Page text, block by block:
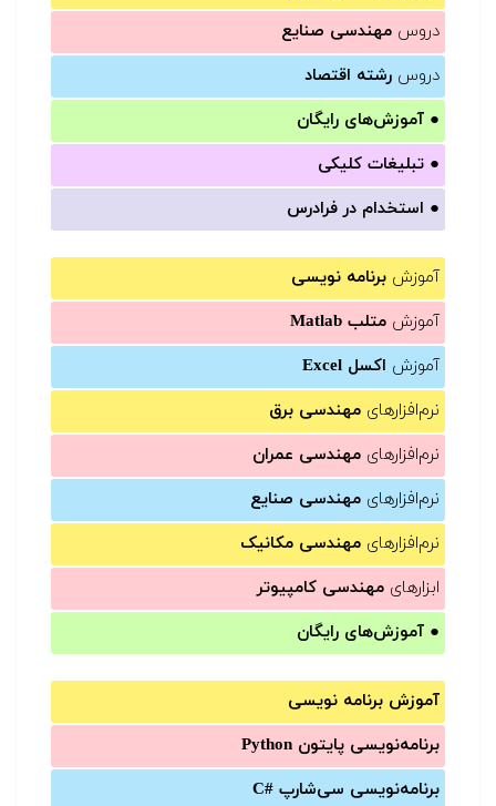
دروس مهندسی صنایع
دروس رشته اقتصاد
● آموزش‌های رایگان
● تبلیغات کلیکی
● استخدام در فرادرس
آموزش برنامه نویسی
آموزش متلب Matlab
آموزش اکسل Excel
نرم‌افزارهای مهندسی برق
نرم‌افزارهای مهندسی عمران
نرم‌افزارهای مهندسی صنایع
نرم‌افزارهای مهندسی مکانیک
ابزارهای مهندسی کامپیوتر
● آموزش‌های رایگان
آموزش برنامه نویسی
برنامه‌نویسی پایتون Python
برنامه‌‌نویسی سی‌شارپ C#‎